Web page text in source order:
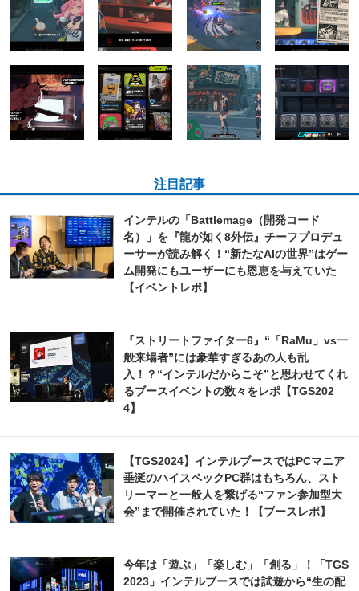
注目記事
インテルの「Battlemage（開発コード
名）」を『龍が如く8外伝』チーフプロデュ
ーサーが読み解く！“新たなAIの世界”はゲー
ム開発にもユーザーにも恩恵を与えていた
【イベントレポ】
『ストリートファイター6』“「RaMu」vs一
般来場者”には豪華すぎるあの人も乱
入！？“インテルだからこそ”と思わせてくれ
るブースイベントの数々をレポ【TGS202
4】
【TGS2024】インテルブースではPCマニア
垂涎のハイスペックPC群はもちろん、スト
リーマーと一般人を繋げる“ファン参加型大
会”まで開催されていた！【ブースレポ】
今年は「遊ぶ」「楽しむ」「創る」！「TGS
2023」インテルブースでは試遊から“生の配